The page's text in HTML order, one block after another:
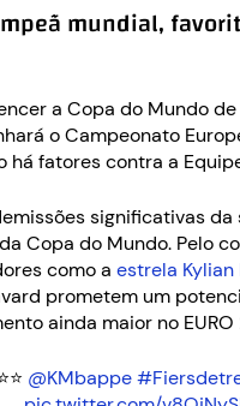
mundial,
a Copa do Mundo de
o Campeonato
há fatores contra a
significativas
Copa do Mundo. Pelo
como a estrela
prometem um
ainda maior no
@KMbappe